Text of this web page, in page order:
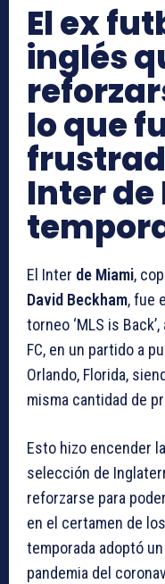
El ex
inglés
lo que
Inter
El Inter de Miami,
David Beckham, fue
torneo ‘MLS is
FC, en un partido a
Orlando, Florida,
misma cantidad de
Esto hizo encender
selección de
reforzarse para
en el certamen de
temporada adoptó
pandemia del